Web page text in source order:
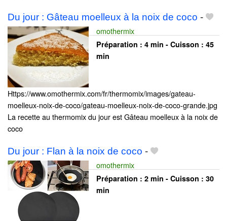
Du jour : Gâteau moelleux à la noix de coco -
omothermix
Préparation : 4 min - Cuisson : 45
min
Https://www.omothermix.com/fr/thermomix/images/gateau-
moelleux-noix-de-coco/gateau-moelleux-noix-de-coco-grande.jpg
La recette au thermomix du jour est Gâteau moelleux à la noix de
coco
Du jour : Flan à la noix de coco -
omothermix
Préparation : 2 min - Cuisson : 30
min